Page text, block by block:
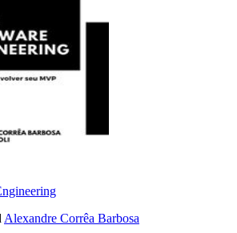
Alexandre Corrêa Barbosa